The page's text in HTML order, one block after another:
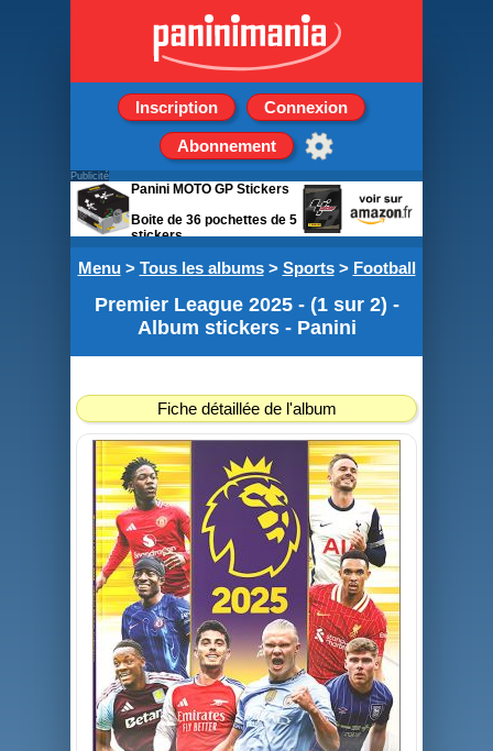
Inscription Connexion
Abonnement
Menu> Tous les albums> Sports> Football
Premier League 2025 - (1 sur 2) -
Album stickers - Panini
Fiche détaillée de l'album
Publicité
Panini MOTO GP Stickers
Boite de 36 pochettes de 5
stickers